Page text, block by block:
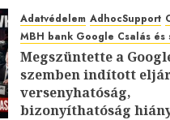
Adatvédelem AdhocSupport
MBH bank Google Csalás
Megszüntette a
szemben indított
versenyhatóság,
bizonyíthatóság